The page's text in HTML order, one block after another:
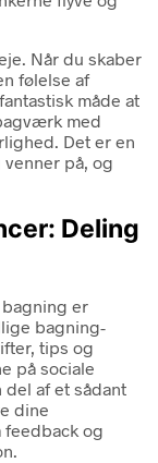
Når du skaber
følelse af
måde at
med
Det er en
på, og
Deling
er
bagning-
tips og
på sociale
af et sådant
dine
og